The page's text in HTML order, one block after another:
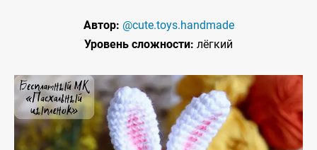
Автор: @cute.toys.handmade
Уровень сложности: лёгкий